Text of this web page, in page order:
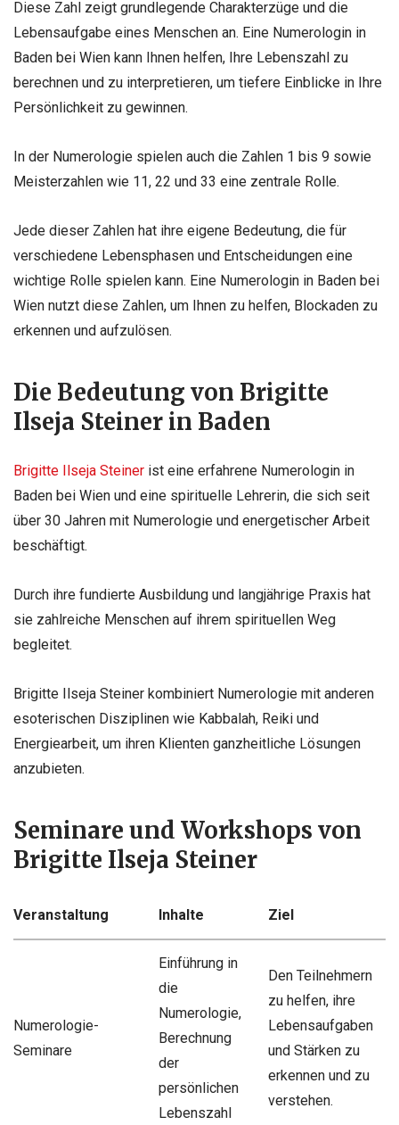
Diese Zahl zeigt grundlegende Charakterzüge und die
Lebensaufgabe eines Menschen an. Eine Numerologin in
Baden bei Wien kann Ihnen helfen, Ihre Lebenszahl zu
berechnen und zu interpretieren, um tiefere Einblicke in Ihre
Persönlichkeit zu gewinnen.
In der Numerologie spielen auch die Zahlen 1 bis 9 sowie
Meisterzahlen wie 11, 22 und 33 eine zentrale Rolle.
Jede dieser Zahlen hat ihre eigene Bedeutung, die für
verschiedene Lebensphasen und Entscheidungen eine
wichtige Rolle spielen kann. Eine Numerologin in Baden bei
Wien nutzt diese Zahlen, um Ihnen zu helfen, Blockaden zu
erkennen und aufzulösen.
Die Bedeutung von Brigitte
Ilseja Steiner in Baden
Brigitte Ilseja Steiner ist eine erfahrene Numerologin in
Baden bei Wien und eine spirituelle Lehrerin, die sich seit
über 30 Jahren mit Numerologie und energetischer Arbeit
beschäftigt.
Durch ihre fundierte Ausbildung und langjährige Praxis hat
sie zahlreiche Menschen auf ihrem spirituellen Weg
begleitet.
Brigitte Ilseja Steiner kombiniert Numerologie mit anderen
esoterischen Disziplinen wie Kabbalah, Reiki und
Energiearbeit, um ihren Klienten ganzheitliche Lösungen
anzubieten.
Seminare und Workshops von
Brigitte Ilseja Steiner
Veranstaltung Inhalte Ziel
Numerologie-
Seminare
Einführung in
die
Numerologie,
Berechnung
der
persönlichen
Lebenszahl
Den Teilnehmern
zu helfen, ihre
Lebensaufgaben
und Stärken zu
erkennen und zu
verstehen.